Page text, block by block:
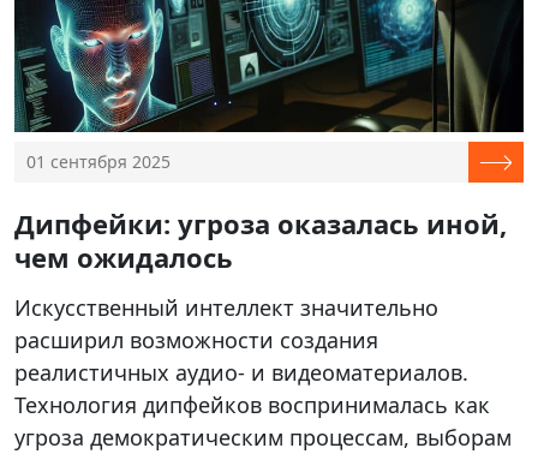
01 сентября 2025
Дипфейки: угроза оказалась иной,
чем ожидалось
Искусственный интеллект значительно
расширил возможности создания
реалистичных аудио- и видеоматериалов.
Технология дипфейков воспринималась как
угроза демократическим процессам, выборам